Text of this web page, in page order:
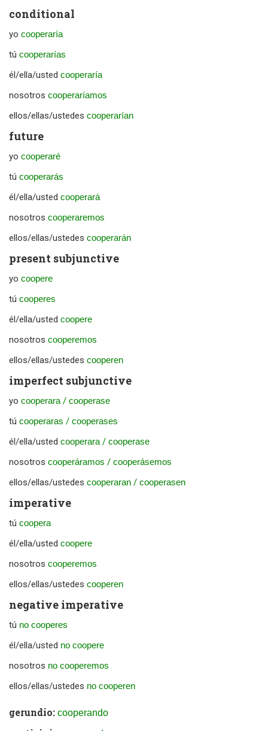
conditional
yo cooperaría
tú cooperarías
él/ella/usted cooperaría
nosotros cooperaríamos
ellos/ellas/ustedes cooperarían
future
yo cooperaré
tú cooperarás
él/ella/usted cooperará
nosotros cooperaremos
ellos/ellas/ustedes cooperarán
present subjunctive
yo coopere
tú cooperes
él/ella/usted coopere
nosotros cooperemos
ellos/ellas/ustedes cooperen
imperfect subjunctive
yo cooperara/ cooperase
tú cooperaras / cooperases
él/ella/usted cooperara/ cooperase
nosotros cooperáramos / cooperásemos
ellos/ellas/ustedes cooperaran / cooperasen
imperative
tú coopera
él/ella/usted coopere
nosotros cooperemos
ellos/ellas/ustedes cooperen
negative imperative
tú no cooperes
él/ella/usted no coopere
nosotros no cooperemos
ellos/ellas/ustedes no cooperen
gerundio: cooperando